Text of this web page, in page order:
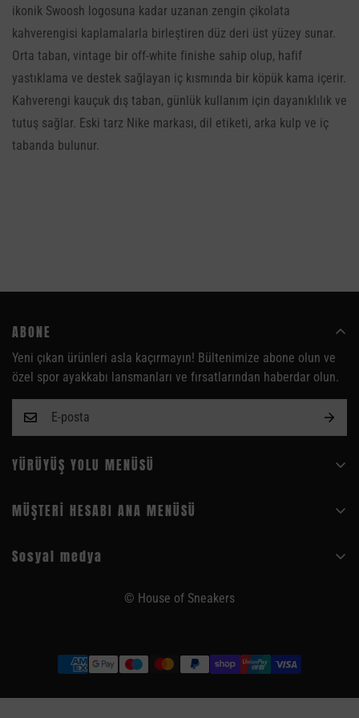
38 24.0
39 24.6
25.3
41 26.0
46 29.3
48 30.6
ikonik Swoosh logosuna kadar uzanan zengin çikolata
kahverengisi kaplamalarla birleştiren düz deri üst yüzey sunar.
Orta taban, vintage bir off-white finishe sahip olup, hafif
yastıklama ve destek sağlayan iç kısmında bir köpük kama içerir.
Kahverengi kauçuk dış taban, günlük kullanım için dayanıklılık ve
tutuş sağlar. Eski tarz Nike markası, dil etiketi, arka kulp ve iç
tabanda bulunur.
ABONE
Yeni çıkan ürünleri asla kaçırmayın! Bültenimize abone olun ve
özel spor ayakkabı lansmanları ve fırsatlarından haberdar olun.
YÜRÜYÜŞ YOLU MENÜSÜ
künye
Temas etmek
İade politikasi
MÜŞTERİ HESABI ANA MENÜSÜ
Siparişler
Sosyal medya
© House of Sneakers